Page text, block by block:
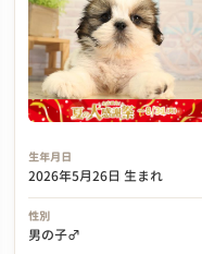
生年月日
2026年5月26日 生まれ
性別
男の子♂